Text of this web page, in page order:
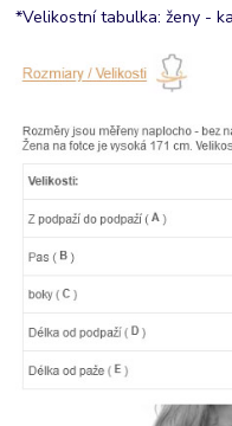
*Velikostní tabulka: ženy -